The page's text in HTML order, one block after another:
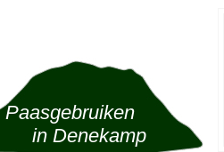
Paasgebruiken
in Denekamp